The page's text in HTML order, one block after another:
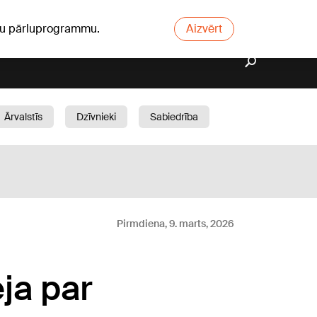
pārluprogrammu. Aizvērt
Ārvalstīs Dzīvnieki
Sabiedrība
Pirmdiena, 9. marts, 2026
par